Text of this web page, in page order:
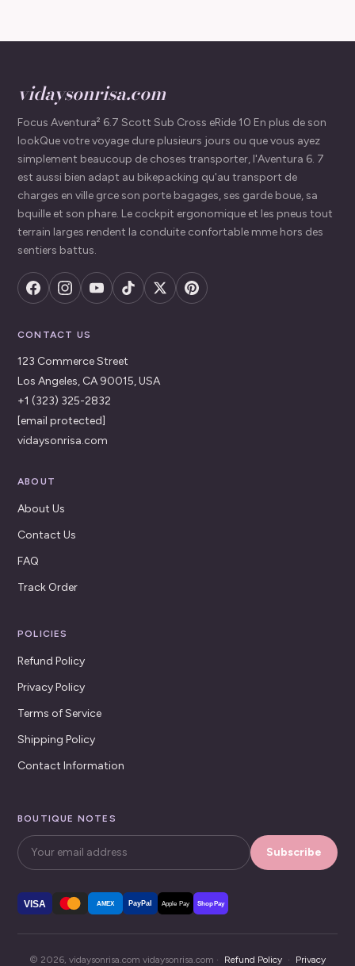
vidaysonrisa.com
Focus Aventura² 6.7 Scott Sub Cross eRide 10 En plus de son
lookQue votre voyage dure plusieurs jours ou que vous ayez
simplement beaucoup de choses transporter, l'Aventura 6. 7
est aussi bien adapt au bikepacking qu'au transport de
charges en ville grce son porte bagages, ses garde boue, sa
bquille et son phare. Le cockpit ergonomique et les pneus tout
terrain larges rendent la conduite confortable mme hors des
sentiers battus.
CONTACT US
123 Commerce Street
Los Angeles, CA 90015, USA
+1 (323) 325-2832
[email protected]
vidaysonrisa.com
ABOUT
About Us
Contact Us
FAQ
Track Order
POLICIES
Refund Policy
Privacy Policy
Terms of Service
Shipping Policy
Contact Information
BOUTIQUE NOTES
Subscribe
VISA AMEX PayPal Apple Pay Shop Pay
© 2026, vidaysonrisa.com vidaysonrisa.com · Refund Policy · Privacy